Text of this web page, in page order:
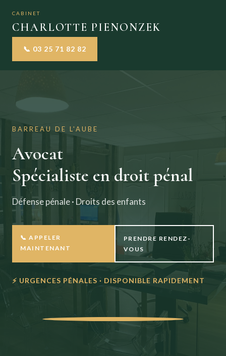
CABINET
CHARLOTTE PIENONZEK
📞 03 25 71 82 82
BARREAU DE L'AUBE
Avocat
Spécialiste en droit pénal
Défense pénale · Droits des enfants
📞 APPELER
MAINTENANT
PRENDRE RENDEZ-
VOUS
⚡ URGENCES PÉNALES · DISPONIBLE RAPIDEMENT